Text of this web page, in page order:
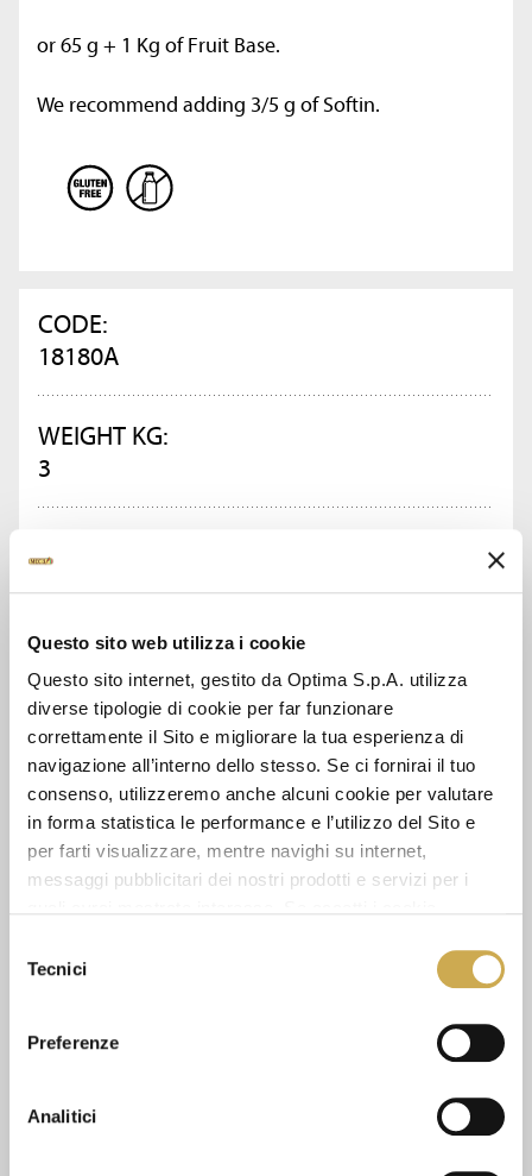
Questo sito web utilizza i cookie
Questo sito internet, gestito da Optima S.p.A. utilizza
diverse tipologie di cookie per far funzionare
correttamente il Sito e migliorare la tua esperienza di
navigazione all’interno dello stesso. Se ci fornirai il tuo
consenso, utilizzeremo anche alcuni cookie per valutare
in forma statistica le performance e l’utilizzo del Sito e
per farti visualizzare, mentre navighi su internet,
messaggi pubblicitari dei nostri prodotti e servizi per i
delTecnici
Preferenze
Analitici
or 65 g + 1 Kg of Fruit Base.
We recommend adding 3/5 g of Softin.
CODE:
18180A
WEIGHT KG:
3
DATA SHEET
SEE ALSO